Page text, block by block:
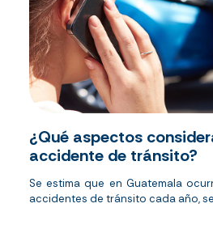
¿Qué aspectos
accidente de tránsito?
Se estima que en Guatemala
accidentes de tránsito cada año,